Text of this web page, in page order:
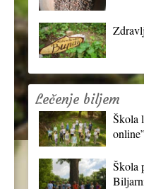
Lečenje biljem
Škola
Škola